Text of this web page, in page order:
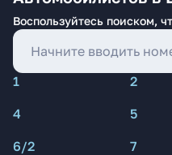
Воспользуйтесь поиском,
1 2
4
5
6/2
7